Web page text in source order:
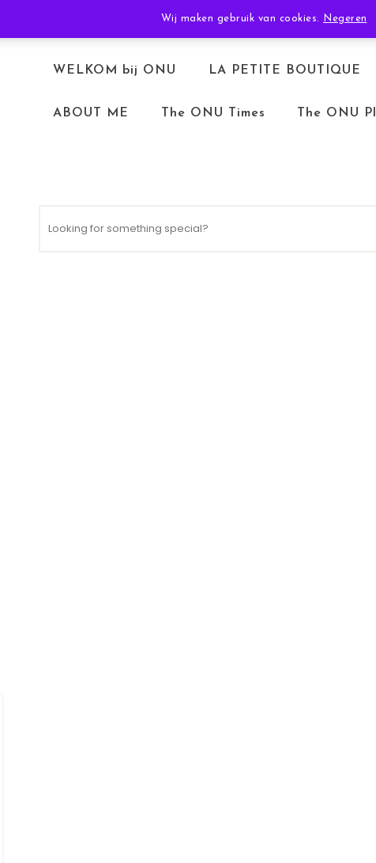
Wij maken gebruik van cookies. Negeren
TERUGBETALEN & RETOURNEREN ALGEMENE
WELKOM bij ONU LA PETITE BOUTIQUE
ABOUT ME The ONU Times The ONU